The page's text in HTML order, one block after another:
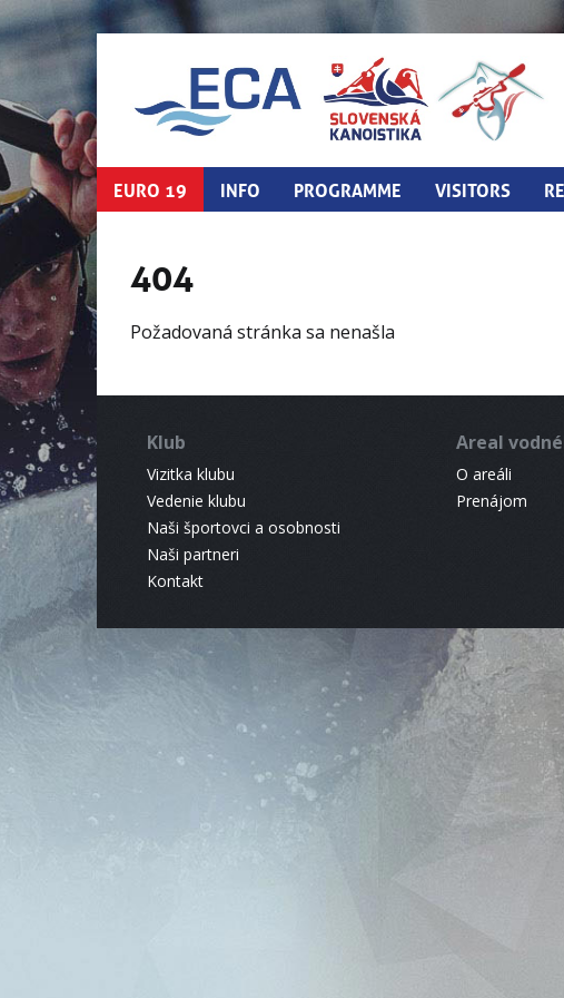
EURO 19 INFO PROGRAMME VISITORS
404
Požadovaná stránka sa nenašla
Klub
Vizitka klubu
Vedenie klubu
Naši športovci a osobnosti
Naši partneri
Kontakt
Areal
O areáli
Prenájom